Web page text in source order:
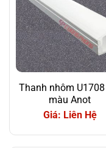
Thanh nhôm
màu Anot
Giá: Liên Hệ